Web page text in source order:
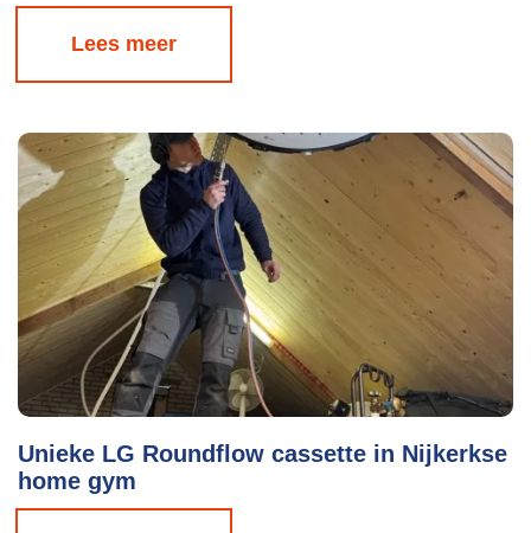
Lees meer
Unieke LG Roundflow cassette in Nijkerkse
home gym